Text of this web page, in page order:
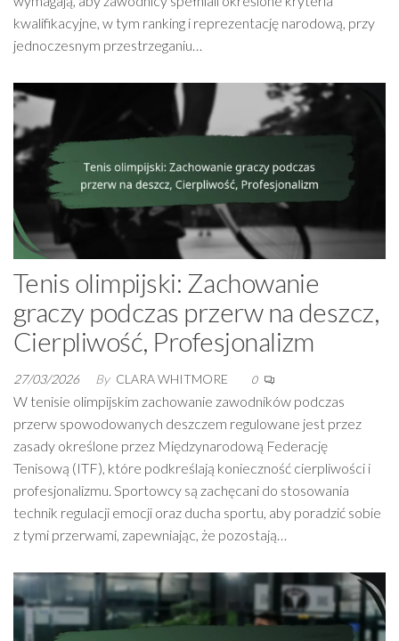
kwalifikacyjne, w tym ranking i reprezentację narodową, przy
jednoczesnym przestrzeganiu…
Tenis olimpijski: Zachowanie
graczy podczas przerw na deszcz,
Cierpliwość, Profesjonalizm
27/03/2026 By CLARA WHITMORE 0
W tenisie olimpijskim zachowanie zawodników podczas
przerw spowodowanych deszczem regulowane jest przez
zasady określone przez Międzynarodową Federację
Tenisową (ITF), które podkreślają konieczność cierpliwości i
profesjonalizmu. Sportowcy są zachęcani do stosowania
technik regulacji emocji oraz ducha sportu, aby poradzić sobie
z tymi przerwami, zapewniając, że pozostają…